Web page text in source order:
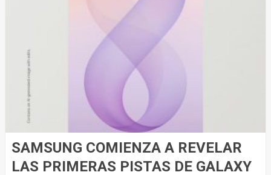
SAMSUNG COMIENZA A REVELAR
LAS PRIMERAS PISTAS DE GALAXY